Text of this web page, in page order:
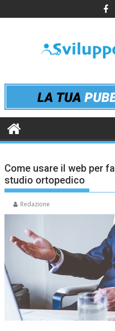
to
Come usare il web per
studio ortopedico
Redazione